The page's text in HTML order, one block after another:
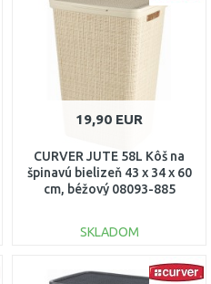
Porovnať
19,90 EUR
CURVER JUTE 58L Kôš na
špinavú bielizeň 43 x 34 x 60
cm, béžový 08093-885
SKLADOM
DO KOŠÍKA